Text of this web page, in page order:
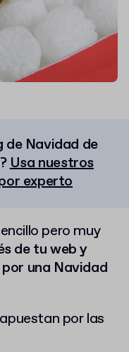
de Navidad de
Usa nuestros
experto
pero muy
de tu web y
una Navidad
por las